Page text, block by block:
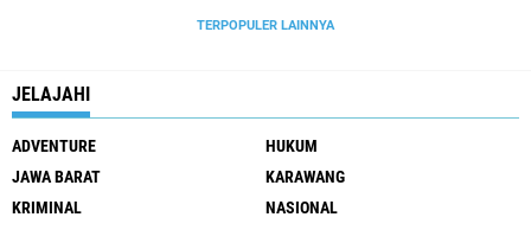
TERPOPULER LAINNYA
JELAJAHI
ADVENTURE
HUKUM
JAWA BARAT
KARAWANG
KRIMINAL
NASIONAL